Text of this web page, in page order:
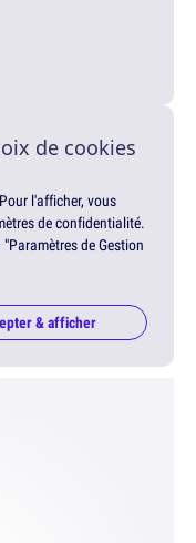
de cookies
l'afficher, vous
de confidentialité.
de Gestion
& afficher